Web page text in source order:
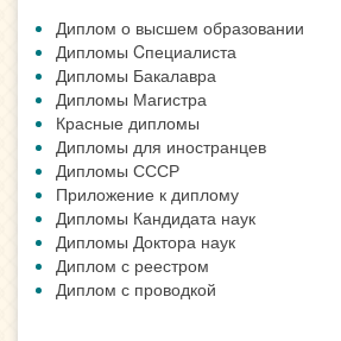
Диплом о высшем образовании
Дипломы Cпециалиста
Дипломы Бакалавра
Дипломы Магистра
Красные дипломы
Дипломы для иностранцев
Дипломы СССР
Приложение к диплому
Дипломы Кандидата наук
Дипломы Доктора наук
Диплом с реестром
Диплом с проводкой